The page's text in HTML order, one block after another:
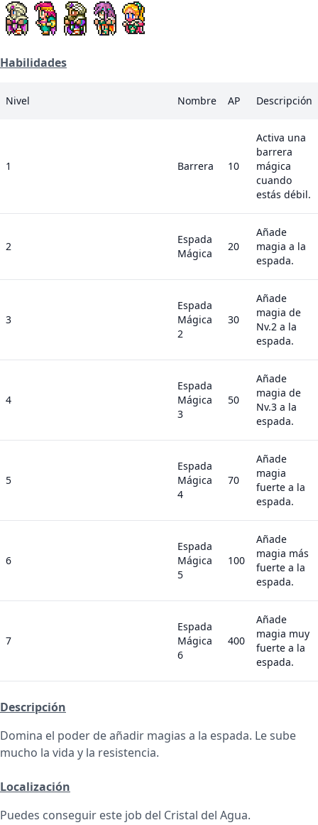
Habilidades
Nivel Nombre AP Descripción
1 Barrera 10
Activa una
barrera
mágica
cuando
estás débil.
2
Espada
Mágica
20
Añade
magia a la
espada.
3
Espada
Mágica
2
30
Añade
magia de
Nv.2 a la
espada.
4
Espada
Mágica
3
50
Añade
magia de
Nv.3 a la
espada.
5
Espada
Mágica
4
70
Añade
magia
fuerte a la
espada.
6
Espada
Mágica
5
100
Añade
magia más
fuerte a la
espada.
7
Espada
Mágica
6
400
Añade
magia muy
fuerte a la
espada.
Descripción
Domina el poder de añadir magias a la espada. Le sube
mucho la vida y la resistencia.
Localización
Puedes conseguir este job del Cristal del Agua.